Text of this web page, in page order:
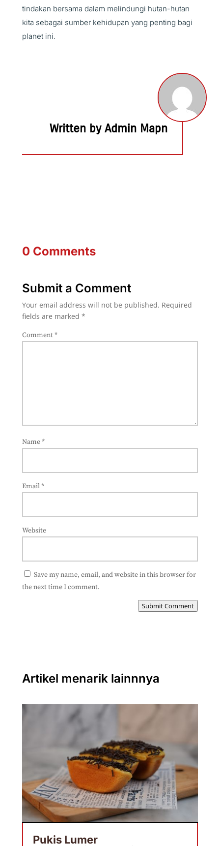
tindakan bersama dalam melindungi hutan-hutan
kita sebagai sumber kehidupan yang penting bagi
planet ini.
Written by Admin Mapn
0 Comments
Submit a Comment
Your email address will not be published. Required
fields are marked *
Comment*
Name*
Email*
Website
Save my name, email, and website in this browser for
the next time I comment.
Submit Comment
Artikel menarik lainnnya
Pukis Lumer